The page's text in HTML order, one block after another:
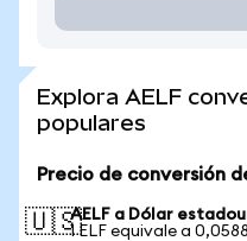
Explora AELF
populares
Precio de conversión
🇺🇸AELF a Dólar
1 ELF equivale a